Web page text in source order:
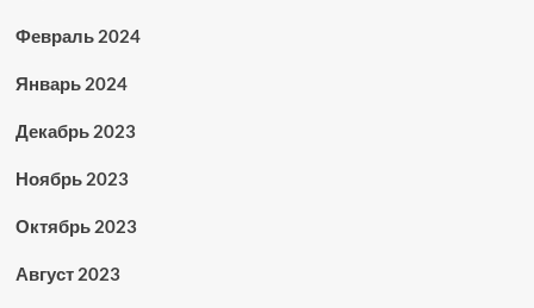
Февраль 2024
Январь 2024
Декабрь 2023
Ноябрь 2023
Октябрь 2023
Август 2023